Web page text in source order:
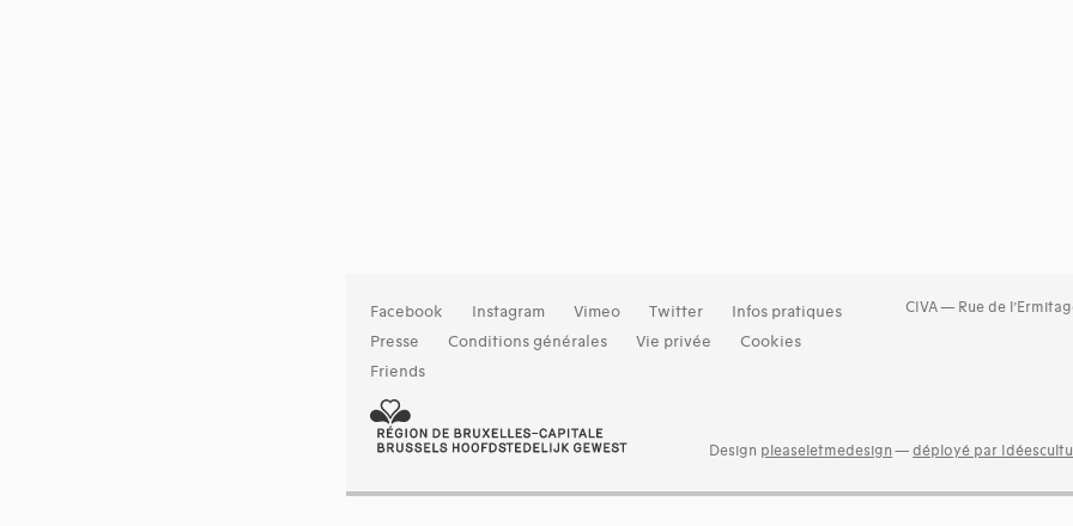
Facebook Instagram Vimeo Twitter
Infos pratiques
Presse
Conditions générales Vie privée
Cookies
Friends
CIVA — Rue de
Design pleaseletmedesign —déployé par